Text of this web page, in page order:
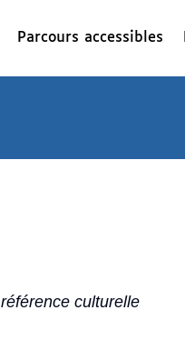
Parcours accessibles
culturelle